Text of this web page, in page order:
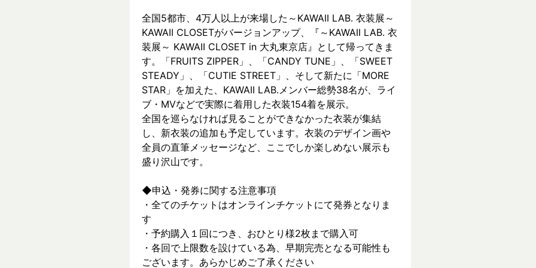
全国5都市、4万⼈以上が来場した～KAWAII LAB. 衣装展～
KAWAII CLOSETがバージョンアップ、『～KAWAII LAB. 衣
装展～ KAWAII CLOSET in 大丸東京店』として帰ってきま
す。「FRUITS ZIPPER」、「CANDY TUNE」、「SWEET
STEADY」、「CUTIE STREET」、そして新たに「MORE
STAR」を加えた、KAWAII LAB.メンバー総勢38名が、ライ
ブ・MVなどで実際に着⽤した衣装154着を展示。
全国を巡らなければ見ることができなかった衣装が集結
し、新⾐装の追加も予定しています。衣装のデザイン画や
全員の直筆メッセージなど、ここでしか楽しめない展示も
盛り沢山です。
◆申込・発券に関する注意事項
・全てのチケットはオンラインチケットにて発券となりま
す
・予約購入１回につき、おひとり様2枚まで購入可
・各回で上限数を設けている為、早期完売となる可能性も
ございます。あらかじめご了承ください